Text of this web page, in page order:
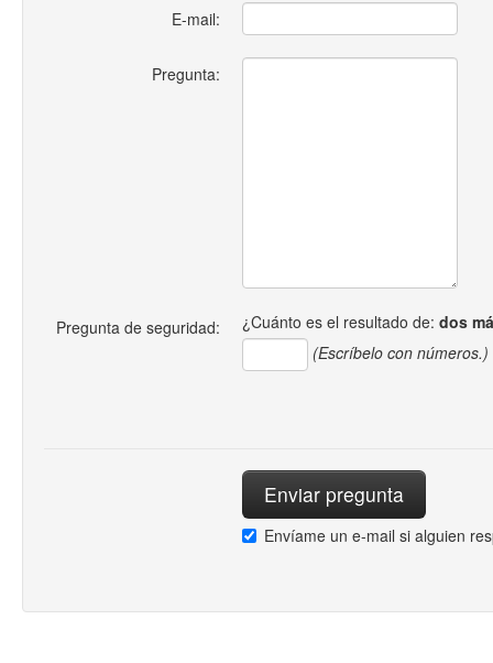
E-mail:
Pregunta:
Pregunta de seguridad: ¿Cuánto es el resultado de: dos
(Escríbelo con números.)
Envíame un e-mail si alguien